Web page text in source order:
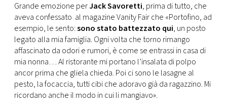
Grande emozione perJack Savoretti, prima di tutto, che
aveva confessato al magazine Vanity Fair che «Portofino, ad
esempio, le sento:sono stato battezzato qui, un posto
legato alla mia famiglia. Ogni volta che torno rimango
affascinato da odori e rumori, è come se entrassi in casa di
mia nonna… Al ristorante mi portano l’insalata di polpo
ancor prima che gliela chieda. Poi ci sono le lasagne al
pesto, la focaccia, tutti cibi che adoravo già da ragazzino. Mi
ricordano anche il modo in cui li mangiavo».